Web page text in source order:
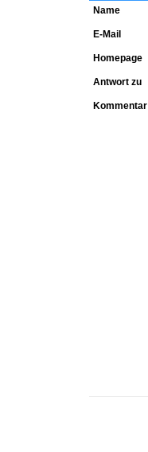
Name
E-Mail
Homepage
Antwort zu
Kommentar